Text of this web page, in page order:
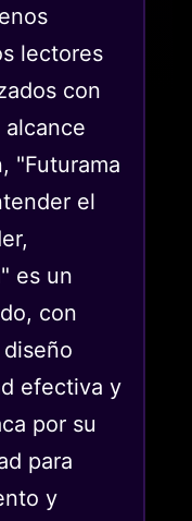
lectores
con
alcance
"Futurama
el
es un
con
efectiva y
por su
para
y